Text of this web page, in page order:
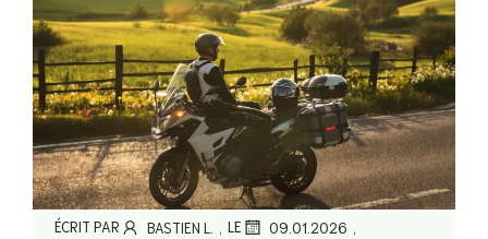
ÉCRIT PAR BASTIEN L. , LE 09.01.2026 ,